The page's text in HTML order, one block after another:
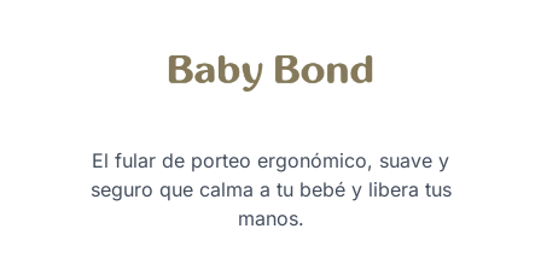
El fular de porteo ergonómico, suave y
seguro que calma a tu bebé y libera tus
manos.